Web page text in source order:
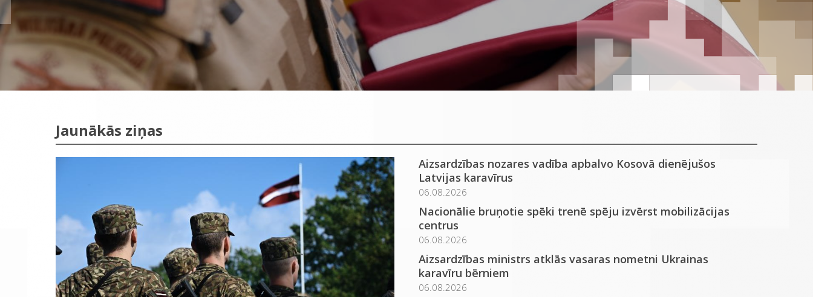
Jaunākās ziņas
Aizsardzības nozares vadība apbalvo Kosovā dienējušos
Latvijas karavīrus
06.08.2026
Nacionālie bruņotie spēki trenē spēju izvērst mobilizācijas
centrus
06.08.2026
Aizsardzības ministrs atklās vasaras nometni Ukrainas
karavīru bērniem
06.08.2026